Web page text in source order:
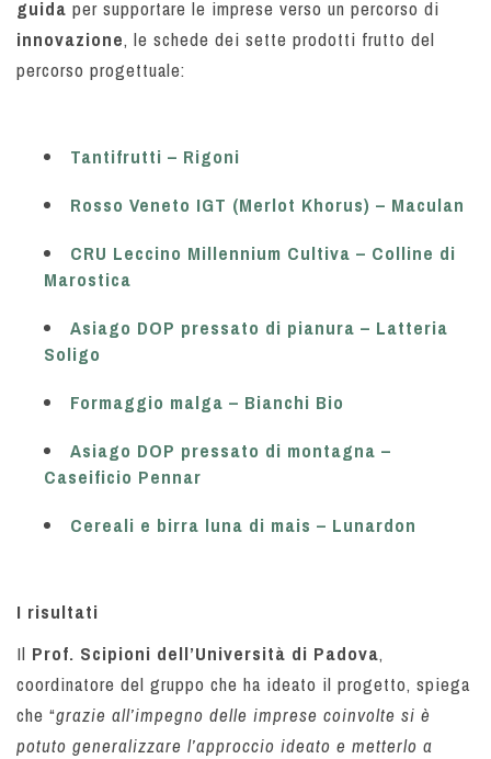
guida per supportare le imprese verso un percorso di
innovazione, le schede dei sette prodotti frutto del
percorso progettuale:
Tantifrutti – Rigoni
Rosso Veneto IGT (Merlot Khorus) – Maculan
CRU Leccino Millennium Cultiva – Colline di
Marostica
Asiago DOP pressato di pianura – Latteria
Soligo
Formaggio malga – Bianchi Bio
Asiago DOP pressato di montagna –
Caseificio Pennar
Cereali e birra luna di mais – Lunardon
I risultati
Il Prof. Scipioni dell’Università di Padova,
coordinatore del gruppo che ha ideato il progetto, spiega
che “grazie all’impegno delle imprese coinvolte si è
potuto generalizzare l’approccio ideato e metterlo a